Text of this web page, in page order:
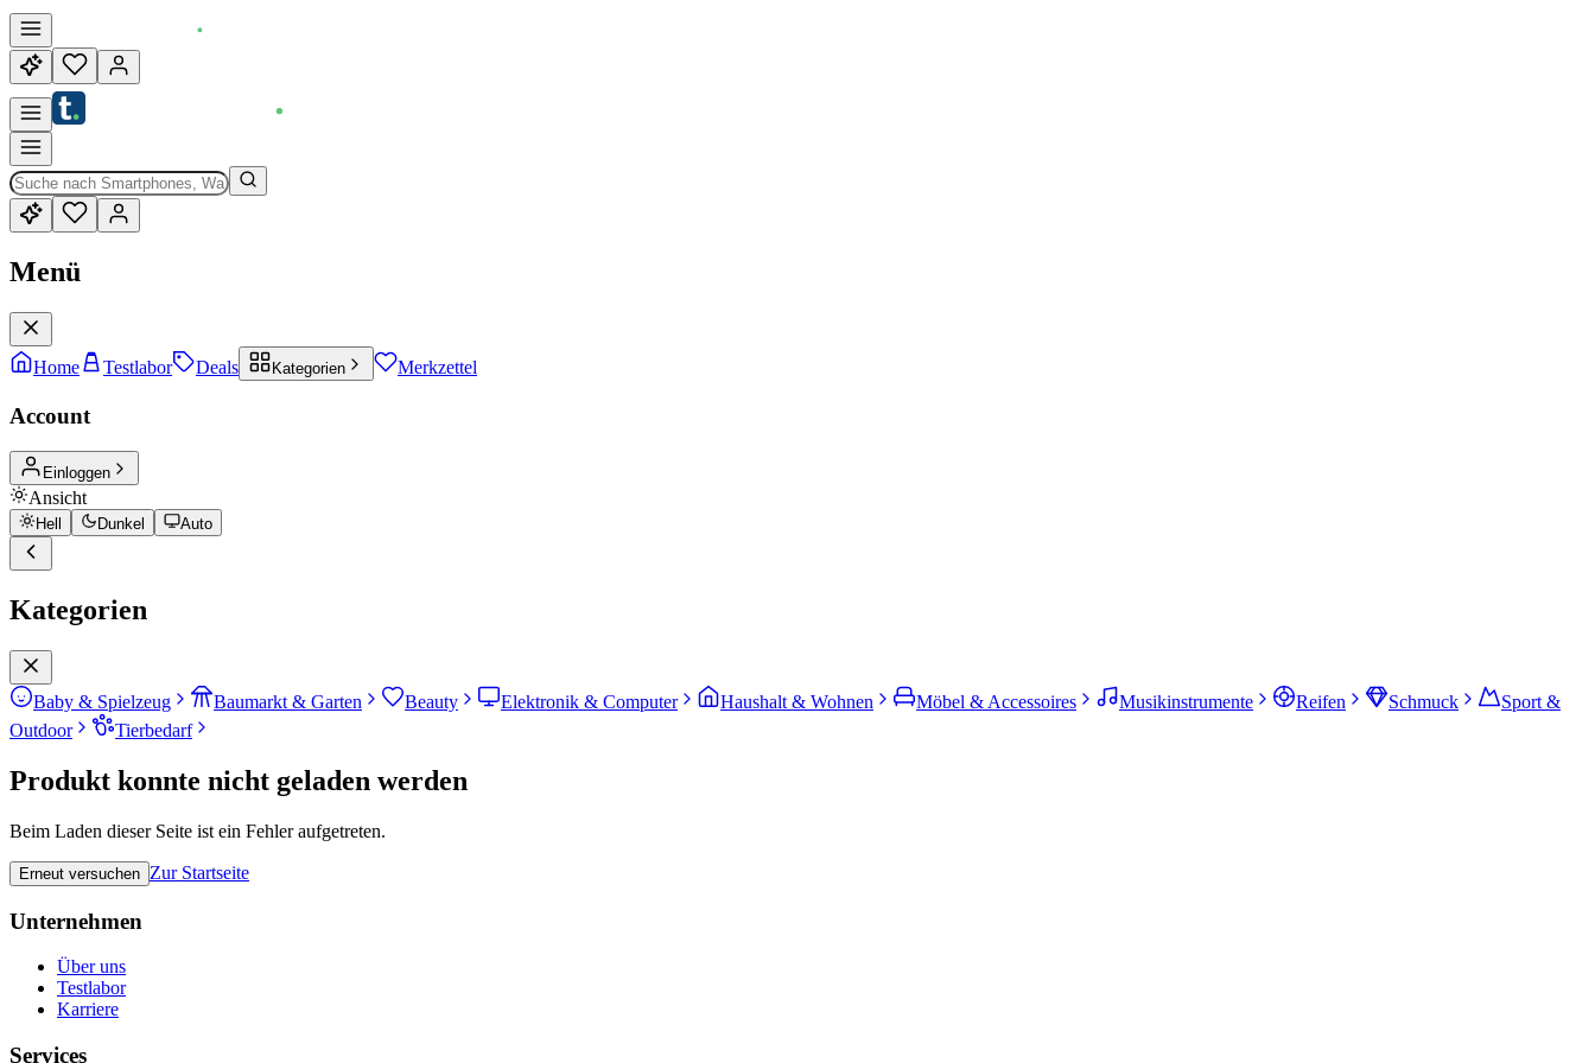
Menü
Home Testlabor Deals Kategorien Merkzettel
Account
Einloggen
Ansicht
Hell Dunkel Auto
Kategorien
Baby & Spielzeug Baumarkt & Garten Beauty Elektronik & Computer Haushalt & Wohnen Möbel & Accessoires Musikinstrumente Reifen Schmuck
Sport &
Outdoor
Tierbedarf
Produkt konnte nicht geladen werden
Beim Laden dieser Seite ist ein Fehler aufgetreten.
Erneut versuchen Zur Startseite
Unternehmen
Über uns
Testlabor
Karriere
Services